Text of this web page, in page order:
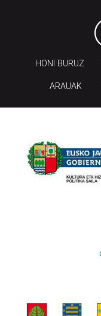
HONI BURUZ
ARAUAK